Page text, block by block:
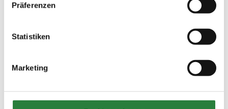
Präferenzen
Statistiken
Marketing
12.06.2026
DPF
Preisgeld
150,00 €
LKL/Art
1 2 3 4 5 6 LP